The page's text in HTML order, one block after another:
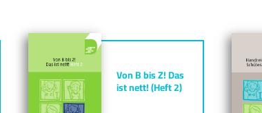
Von B bis Z! Das
ist nett! (Heft 2)